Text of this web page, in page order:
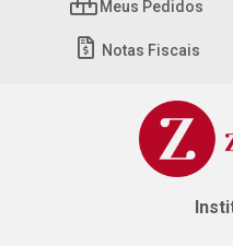
Meus Pedidos
Notas Fiscais